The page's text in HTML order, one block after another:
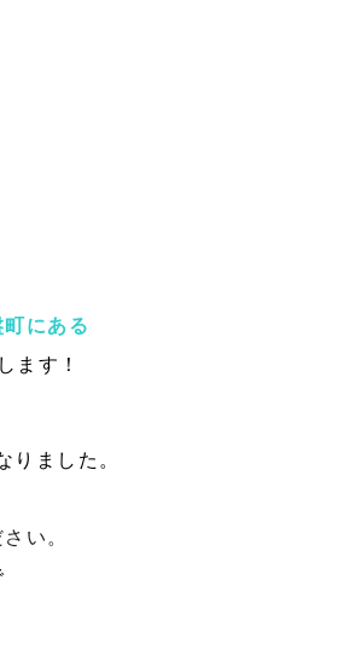
にある
ます！
りました。
い。